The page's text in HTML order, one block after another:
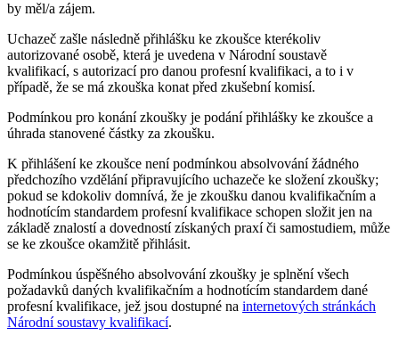
by měl/a zájem.
Uchazeč zašle následně přihlášku ke zkoušce kterékoliv
autorizované osobě, která je uvedena v Národní soustavě
kvalifikací, s autorizací pro danou profesní kvalifikaci, a to i v
případě, že se má zkouška konat před zkušební komisí.
Podmínkou pro konání zkoušky je podání přihlášky ke zkoušce a
úhrada stanovené částky za zkoušku.
K přihlášení ke zkoušce není podmínkou absolvování žádného
předchozího vzdělání připravujícího uchazeče ke složení zkoušky;
pokud se kdokoliv domnívá, že je zkoušku danou kvalifikačním a
hodnotícím standardem profesní kvalifikace schopen složit jen na
základě znalostí a dovedností získaných praxí či samostudiem, může
se ke zkoušce okamžitě přihlásit.
Podmínkou úspěšného absolvování zkoušky je splnění všech
požadavků daných kvalifikačním a hodnotícím standardem dané
profesní kvalifikace, jež jsou dostupné na internetových stránkách
Národní soustavy kvalifikací.